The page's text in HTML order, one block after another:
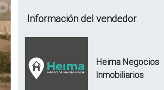
Información del vendedor
Heima Negocios
Inmobiliarios